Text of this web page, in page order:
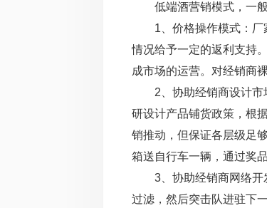
低端酒营销模式，一般
1、价格操作模式：厂家
情况给予一定的返利支持
成市场的运营。对经销商
2、协助经销商设计市场
研设计产品铺货政策，根
销推动，但保证各层级足
箱送自行车一辆，通过奖
3、协助经销商网络开发
过滤，然后突击队进驻下